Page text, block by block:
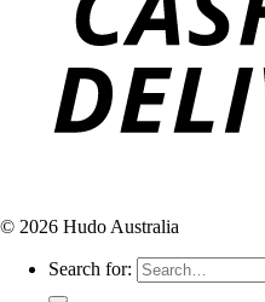
© 2026 Hudo Australia
Search for: